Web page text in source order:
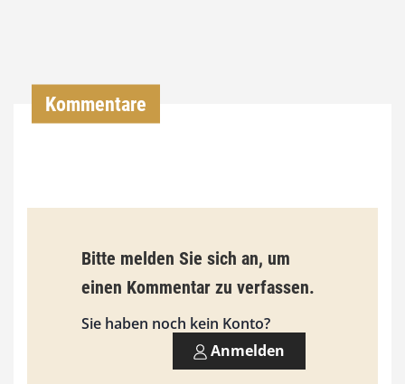
9
3
0
0
Kommentare
Bitte melden Sie sich an, um
einen Kommentar zu verfassen.
Sie haben noch kein Konto?
Anmelden